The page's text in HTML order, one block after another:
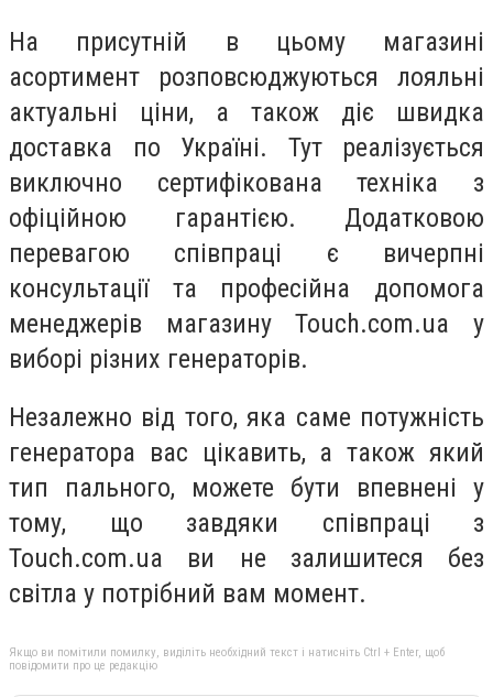
На присутній в цьому магазині
асортимент розповсюджуються лояльні
актуальні ціни, а також діє швидка
доставка по Україні. Тут реалізується
виключно сертифікована техніка з
офіційною гарантією. Додатковою
перевагою співпраці є вичерпні
консультації та професійна допомога
менеджерів магазину Touch.com.ua у
виборі різних генераторів.
Незалежно від того, яка саме потужність
генератора вас цікавить, а також який
тип пального, можете бути впевнені у
тому, що завдяки співпраці з
Touch.com.ua ви не залишитеся без
світла у потрібний вам момент.
Якщо ви помітили помилку, виділіть необхідний текст і натисніть Ctrl + Enter, щоб
повідомити про це редакцію